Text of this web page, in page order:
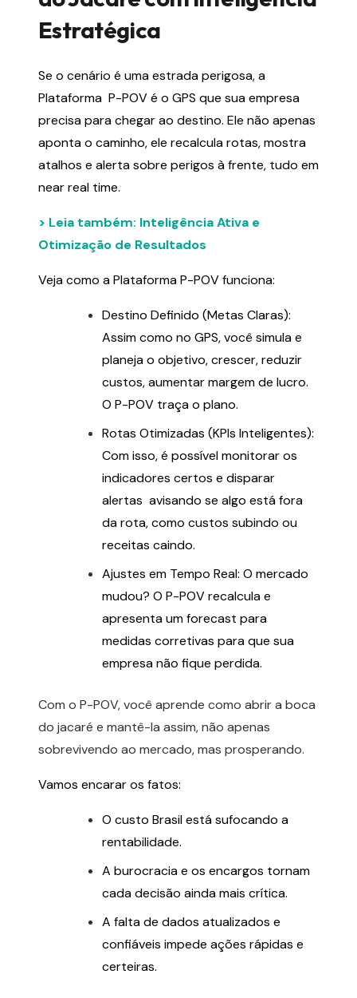
Estratégica
Se o cenário é uma estrada perigosa, a
Plataforma P-POV é o GPS que sua empresa
precisa para chegar ao destino. Ele não apenas
aponta o caminho, ele recalcula rotas, mostra
atalhos e alerta sobre perigos à frente, tudo em
near real time.
> Leia também: Inteligência Ativa e
Otimização de Resultados
Veja como a Plataforma P-POV funciona:
Destino Definido (Metas Claras):
Assim como no GPS, você simula e
planeja o objetivo, crescer, reduzir
custos, aumentar margem de lucro.
O P-POV traça o plano.
Rotas Otimizadas (KPIs Inteligentes):
Com isso, é possível monitorar os
indicadores certos e disparar
alertas avisando se algo está fora
da rota, como custos subindo ou
receitas caindo.
Ajustes em Tempo Real: O mercado
mudou? O P-POV recalcula e
apresenta um forecast para
medidas corretivas para que sua
empresa não fique perdida.
Com o P-POV, você aprende como abrir a boca
do jacaré e mantê-la assim, não apenas
sobrevivendo ao mercado, mas prosperando.
Vamos encarar os fatos:
O custo Brasil está sufocando a
rentabilidade.
A burocracia e os encargos tornam
cada decisão ainda mais crítica.
A falta de dados atualizados e
confiáveis impede ações rápidas e
certeiras.